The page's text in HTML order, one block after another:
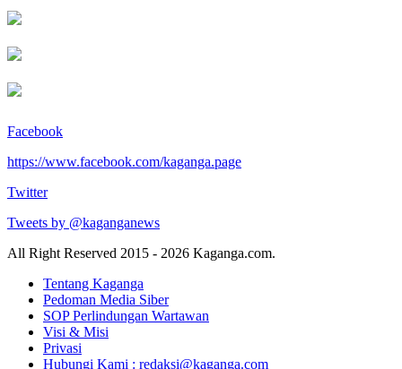
Facebook
https://www.facebook.com/kaganga.page
Twitter
Tweets by @kaganganews
All Right Reserved 2015 - 2026 Kaganga.com.
Tentang Kaganga
Pedoman Media Siber
SOP Perlindungan Wartawan
Visi & Misi
Privasi
Hubungi Kami : redaksi@kaganga.com